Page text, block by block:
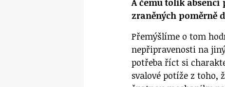
A čemu tolik
zraněných poměrně
Přemýšlíme o tom
nepřipravenosti na
potřeba říct si
svalové potíže z toho,